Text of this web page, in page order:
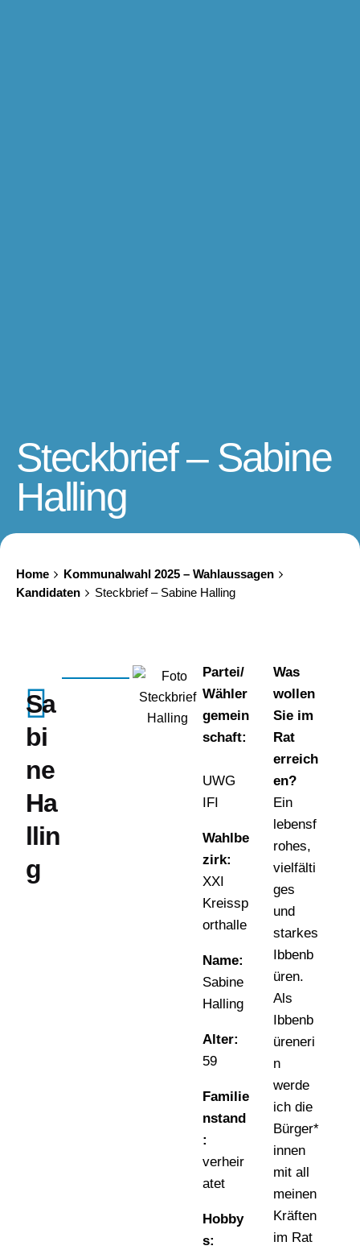
Steckbrief – Sabine
Halling
Home
Kommunalwahl 2025 – Wahlaussagen
Kandidaten
Steckbrief – Sabine Halling
Sa
bi
ne
Ha
llin
g
Partei/
Wähler
gemein
schaft:
UWG
IFI
Wahlbe
zirk:
XXI
Kreissp
orthalle
Name:
Sabine
Halling
Alter:
59
Familie
nstand
:
verheir
atet
Hobby
s:
Was
wollen
Sie im
Rat
erreich
en?
Ein
lebensf
rohes,
vielfälti
ges
und
starkes
Ibbenb
üren.
Als
Ibbenb
üreneri
n
werde
ich die
Bürger*
innen
mit all
meinen
Kräften
im Rat